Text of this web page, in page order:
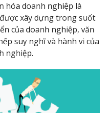
hóa doanh nghiệp là
xây dựng trong suốt
của doanh nghiệp, văn
suy nghĩ và hành vi của
nghiệp.